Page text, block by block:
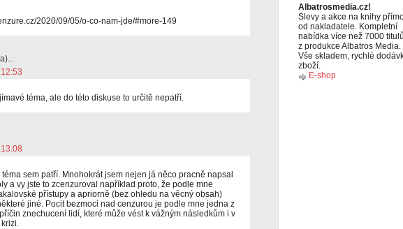
2020/09/05/o-co-nam-jde/#more-149
téma, ale do této diskuse to určitě nepatří.
téma sem patří. Mnohokrát jsem nejen já něco pracně napsal
a vy jste to zcenzuroval například proto, že podle mne
přístupy a apriorně (bez ohledu na věcný obsah)
jiné. Pocit bezmoci nad cenzurou je podle mne jedna z
znechucení lidí, které může vést k vážným následkům i v
Albatrosmedia.cz!
Slevy a akce na knihy
od nakladatele. Kompletní
nabídka více než 7000 titulů
z produkce Albatros Media.
Vše skladem, rychlé
zboží.
E-shop